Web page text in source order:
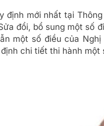
định mới nhất tại
đổi, bổ sung một số
một số điều của
chi tiết thi hành